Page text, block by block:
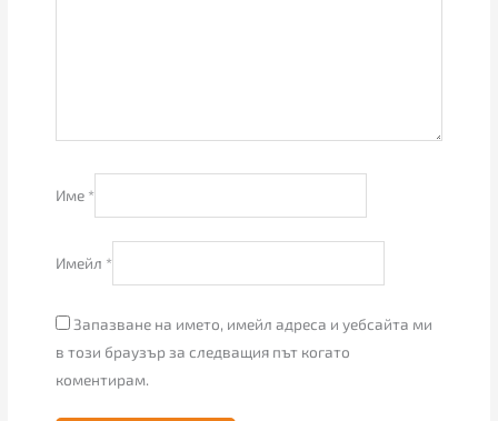
Име *
Имейл *
Запазване на името, имейл адреса и уебсайта ми
в този браузър за следващия път когато
коментирам.